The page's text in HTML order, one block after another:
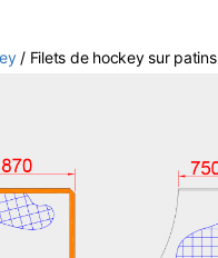
/ Filets de hockey sur patins